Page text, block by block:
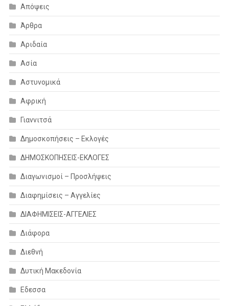
Απόψεις
Άρθρα
Αριδαία
Ασία
Αστυνομικά
Αφρική
Γιαννιτσά
Δημοσκοπήσεις – Εκλογές
ΔΗΜΟΣΚΟΠΗΣΕΙΣ-ΕΚΛΟΓΕΣ
Διαγωνισμοί – Προσλήψεις
Διαφημίσεις – Αγγελίες
ΔΙΑΦΗΜΙΣΕΙΣ-ΑΓΓΕΛΙΕΣ
Διάφορα
Διεθνή
Δυτική Μακεδονία
Εδεσσα